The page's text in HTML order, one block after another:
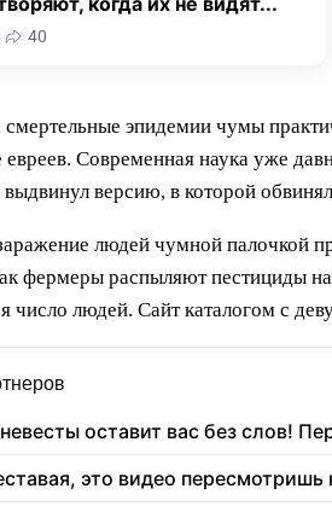
40
эпидемии чумы
Современная наука уже
версию, в которой
людей чумной палочкой
фермеры распыляют пестициды на
число людей. Сайт каталогом с
оставит вас без слов!
это видео пересмотришь